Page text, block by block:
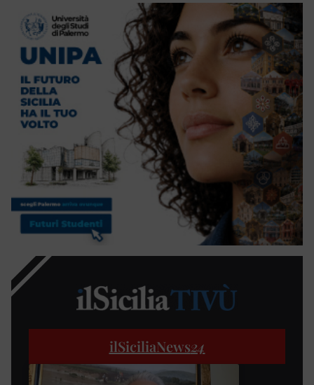
ilSiciliaNews24